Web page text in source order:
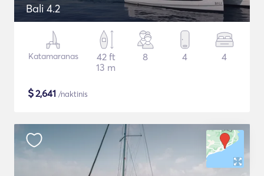
Bali 4.2
Katamaranas
42 ft
13 m
8 4 4
$2,641 /naktinis